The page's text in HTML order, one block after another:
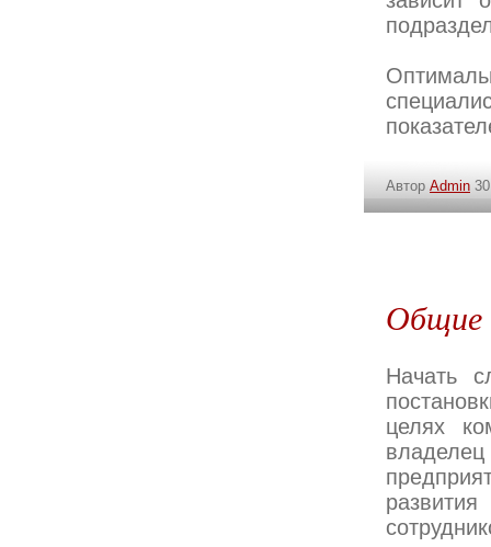
Автор Admin
Общие
Начать
целях